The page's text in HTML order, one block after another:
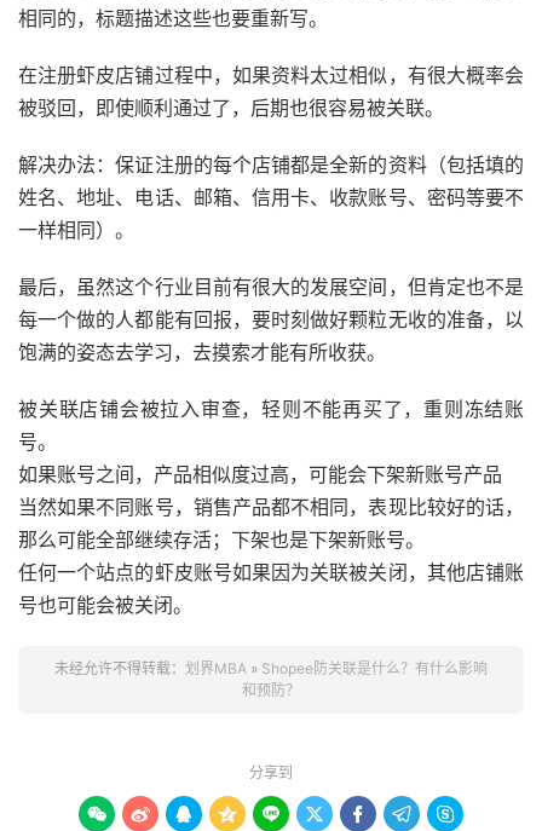
相同的，标题描述这些也要重新写。
在注册虾皮店铺过程中，如果资料太过相似，有很大概率会
被驳回，即使顺利通过了，后期也很容易被关联。
解决办法：保证注册的每个店铺都是全新的资料（包括填的
姓名、地址、电话、邮箱、信用卡、收款账号、密码等要不
一样相同）。
最后，虽然这个行业目前有很大的发展空间，但肯定也不是
每一个做的人都能有回报，要时刻做好颗粒无收的准备，以
饱满的姿态去学习，去摸索才能有所收获。
被关联店铺会被拉入审查，轻则不能再买了，重则冻结账
号。
如果账号之间，产品相似度过高，可能会下架新账号产品
当然如果不同账号，销售产品都不相同，表现比较好的话，
那么可能全部继续存活；下架也是下架新账号。
任何一个站点的虾皮账号如果因为关联被关闭，其他店铺账
号也可能会被关闭。
未经允许不得转载： 划界MBA » Shopee防关联是什么？有什么影响
和预防？
分享到
        